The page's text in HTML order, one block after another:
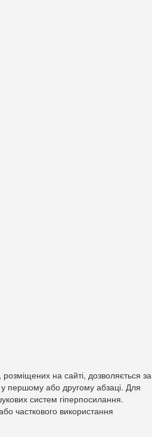
на сайті, дозволяється за
першому або другому абзаці. Для
систем гіперпосилання.
часткового використання